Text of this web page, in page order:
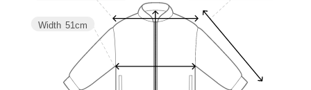
Width 51cm